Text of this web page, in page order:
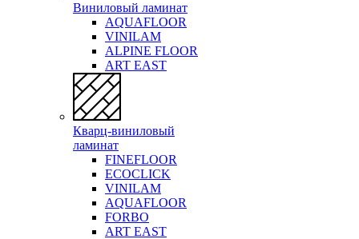
Виниловый ламинат
AQUAFLOOR
VINILAM
ALPINE FLOOR
ART EAST
Кварц-виниловый
ламинат
FINEFLOOR
ECOCLICK
VINILAM
AQUAFLOOR
FORBO
ART EAST